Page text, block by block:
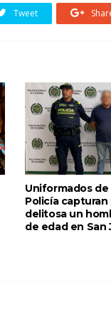
Tweet
Uniformados de
Policía
delitosa un
de edad en San